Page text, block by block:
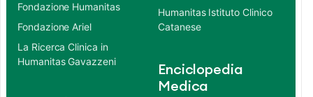
Fondazione Humanitas
Fondazione Ariel
La Ricerca Clinica in
Humanitas Gavazzeni
Humanitas Istituto Clinico
Catanese
Enciclopedia
Medica